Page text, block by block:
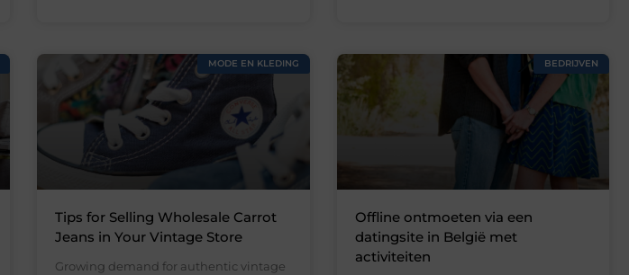
MODE EN KLEDING
Tips for Selling Wholesale Carrot
Jeans in Your Vintage Store
Growing demand for authentic vintage
BEDRIJVEN
Offline ontmoeten via een
datingsite in België met
activiteiten